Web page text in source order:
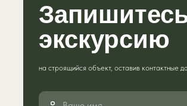
экскурсию
на строящийся объект, оставив контактные